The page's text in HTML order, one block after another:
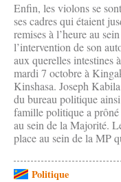
Enfin, les violons se
ses cadres qui étaient
remises à l’heure au
l’intervention de son
aux querelles intestines
mardi 7 octobre à
Kinshasa. Joseph
du bureau politique
famille politique a
au sein de la Majorité.
place au sein de la MP
Politique